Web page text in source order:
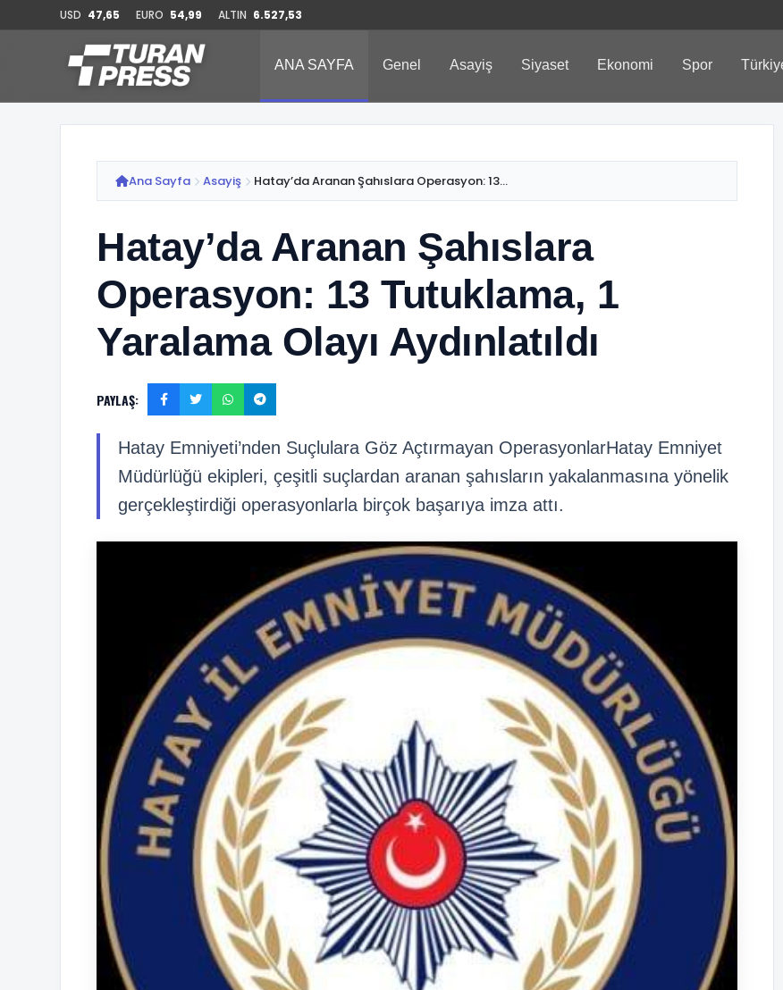
USD 47,65 EURO 54,99 ALTIN 6.527,53
ANA SAYFA Genel Asayiş Siyaset Ekonomi Spor
Ana Sayfa Asayiş Hatay’da Aranan Şahıslara Operasyon: 13...
Hatay’da Aranan Şahıslara
Operasyon: 13 Tutuklama, 1
Yaralama Olayı Aydınlatıldı
PAYLAŞ:
Hatay Emniyeti’nden Suçlulara Göz Açtırmayan OperasyonlarHatay Emniyet
Müdürlüğü ekipleri, çeşitli suçlardan aranan şahısların yakalanmasına yönelik
gerçekleştirdiği operasyonlarla birçok başarıya imza attı.